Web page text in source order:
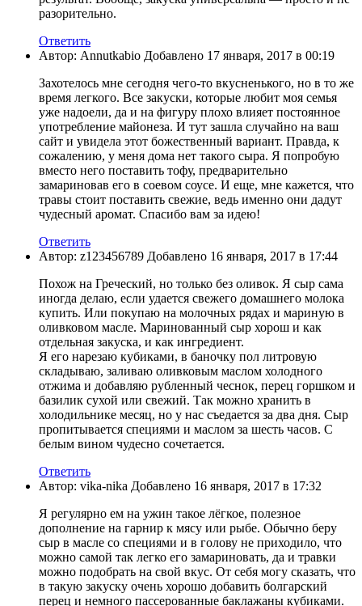
разорительно.
Ответить
Автор: Annutkabio Добавлено 17 января, 2017 в 00:19
Захотелось мне сегодня чего-то вкусненького, но в то же
время легкого. Все закуски, которые любит моя семья
уже надоели, да и на фигуру плохо влияет постоянное
употребление майонеза. И тут зашла случайно на ваш
сайт и увидела этот божественный вариант. Правда, к
сожалению, у меня дома нет такого сыра. Я попробую
вместо него поставить тофу, предварительно
замариновав его в соевом соусе. И еще, мне кажется, что
травы стоит поставить свежие, ведь именно они дадут
чудесный аромат. Спасибо вам за идею!
Ответить
Автор: z123456789 Добавлено 16 января, 2017 в 17:44
Похож на Греческий, но только без оливок. Я сыр сама
иногда делаю, если удается свежего домашнего молока
купить. Или покупаю на молочных рядах и мариную в
оливковом масле. Маринованный сыр хорош и как
отдельная закуска, и как ингредиент.
Я его нарезаю кубиками, в баночку пол литровую
складываю, заливаю оливковым маслом холодного
отжима и добавляю рубленный чеснок, перец горшком и
базилик сухой или свежий. Так можно хранить в
холодильнике месяц, но у нас съедается за два дня. Сыр
пропитывается специями и маслом за шесть часов. С
белым вином чудесно сочетается.
Ответить
Автор: vika-nika Добавлено 16 января, 2017 в 17:32
Я регулярно ем на ужин такое лёгкое, полезное
дополнение на гарнир к мясу или рыбе. Обычно беру
сыр в масле со специями и в голову не приходило, что
можно самой так легко его замариновать, да и травки
можно подобрать на свой вкус. От себя могу сказать, что
в такую закуску очень хорошо добавить болгарский
перец и немного пассерованные баклажаны кубиками.